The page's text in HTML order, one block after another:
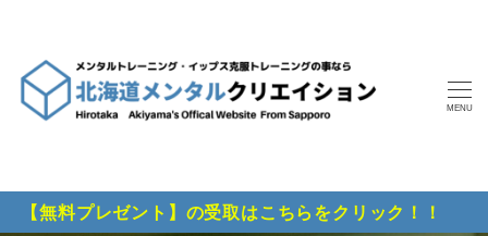
MENU
【無料プレゼント】の受取はこちらをクリック！！